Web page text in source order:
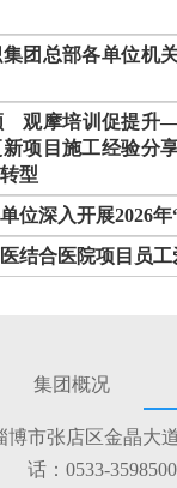
团总部各单位机
观摩培训促提升
项目施工经验分
型
位深入开展2026
结合医院项目员
集团概况
博市张店区金晶
话：0533-3598500